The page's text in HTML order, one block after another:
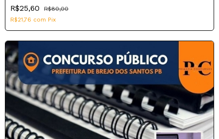
R$25,60
R$80,00
R$21,76 com Pix